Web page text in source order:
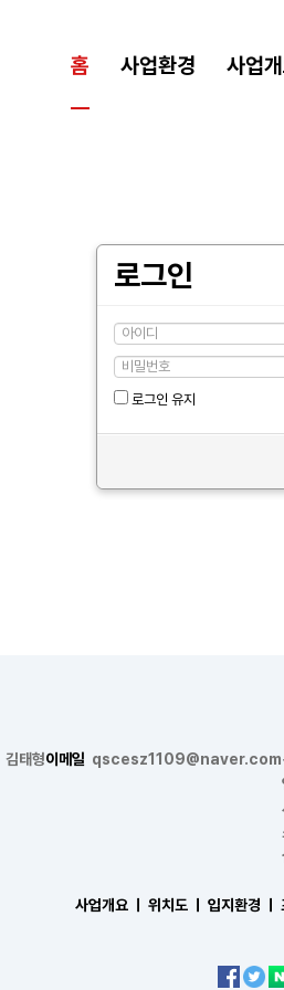
홈 사업환경 사업
로그인
로그인 유지
김태형이메일 qscesz1109@naver.com
사업개요 ㅣ 위치도 ㅣ 입지환경 ㅣ